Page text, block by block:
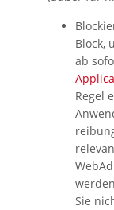
Block,
ab
Regel
Sie